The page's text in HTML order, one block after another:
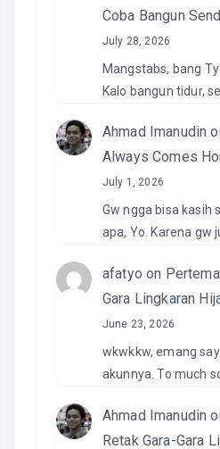
Coba Bangun
July 28, 2026
Mangstabs, bang
Kalo bangun tidur,
Ahmad Imanudin
Always Comes
July 1, 2026
Gw ngga bisa
apa, Yo. Karena gw
afatyo on
Gara Lingkaran
June 23, 2026
wkwkkw, emang
akunnya. To much
Ahmad Imanudin
Retak Gara-Gara